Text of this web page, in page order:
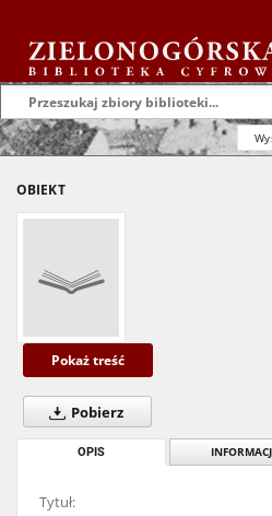
OBIEKT
Pokaż treść
Pobierz
OPIS
Tytuł: